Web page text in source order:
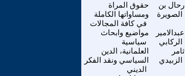
حقوق المراة
ومساواتها الكاملة
في كافة المجالات
رحال بن
الصويرة
مواضيع وابحاث
سياسية
عبدالامير
الركابي
العلمانية، الدين
السياسي ونقد الفكر
الديني
ثامر
الزبيدي